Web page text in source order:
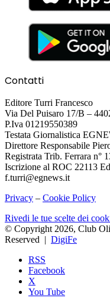
Contatti
Editore Turri Francesco
Via Del Puisaro 17/B –
P.Iva 01219550389
Testata Giornalistica
Direttore Responsabile
Registrata Trib. Ferrara n°
Iscrizione al ROC 22113
f.turri@egnews.it
Privacy – Cookie Policy
Rivedi le tue scelte dei
© Copyright 2026, Club
Reserved | DigiFe
RSS
Facebook
X
You Tube